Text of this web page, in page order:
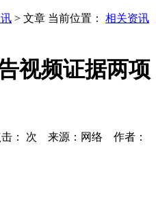
> 文章 当前位置： 相关资讯
视频证据两项
： 次 来源：网络 作者：